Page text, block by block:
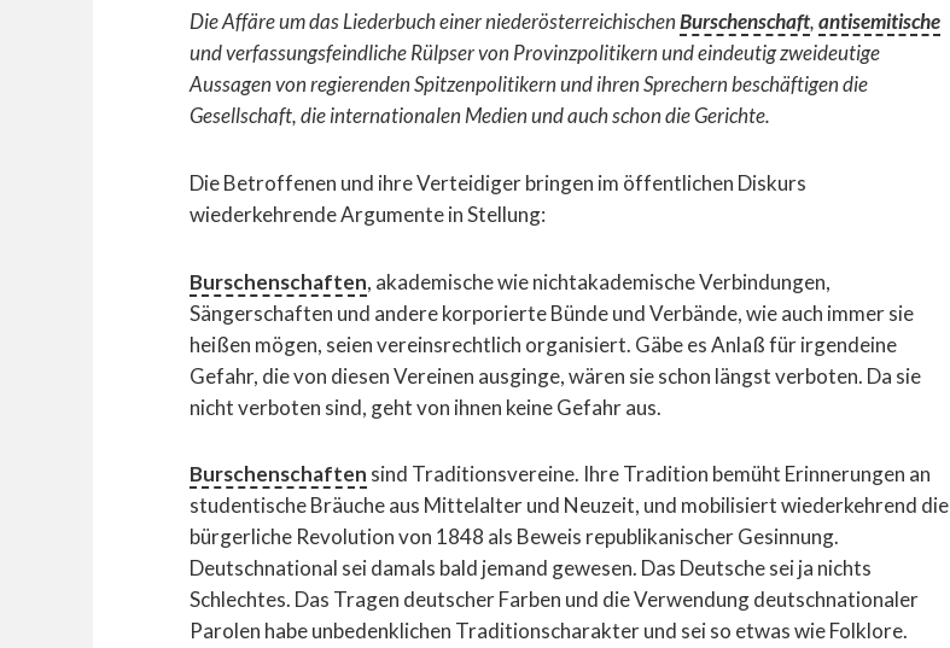
Die Affäre um das Liederbuch einer niederösterreichischenBurschenschaft,antisemitische
und verfassungsfeindliche Rülpser von Provinzpolitikern und eindeutig zweideutige
Aussagen von regierenden Spitzenpolitikern und ihren Sprechern beschäftigen die
Gesellschaft, die internationalen Medien und auch schon die Gerichte.
Die Betroffenen und ihre Verteidiger bringen im öffentlichen Diskurs
wiederkehrende Argumente in Stellung:
Burschenschaften, akademische wie nichtakademische Verbindungen,
Sängerschaften und andere korporierte Bünde und Verbände, wie auch immer sie
heißen mögen, seien vereinsrechtlich organisiert. Gäbe es Anlaß für irgendeine
Gefahr, die von diesen Vereinen ausginge, wären sie schon längst verboten. Da sie
nicht verboten sind, geht von ihnen keine Gefahr aus.
Burschenschaften sind Traditionsvereine. Ihre Tradition bemüht Erinnerungen an
studentische Bräuche aus Mittelalter und Neuzeit, und mobilisiert wiederkehrend die
bürgerliche Revolution von 1848 als Beweis republikanischer Gesinnung.
Deutschnational sei damals bald jemand gewesen. Das Deutsche sei ja nichts
Schlechtes. Das Tragen deutscher Farben und die Verwendung deutschnationaler
Parolen habe unbedenklichen Traditionscharakter und sei so etwas wie Folklore.